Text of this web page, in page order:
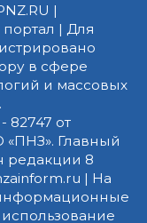
|
| Для
в сфере
и массовых
82747 от
«ПНЗ». Главный
редакции 8
| На